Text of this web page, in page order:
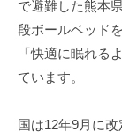
で避難した熊本
段ボールベッド
「快適に眠れる
ています。
国は12年9月に